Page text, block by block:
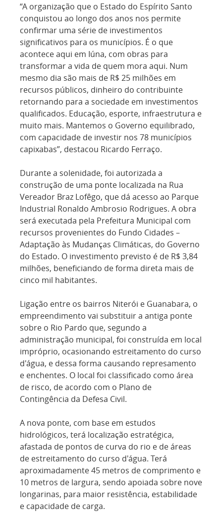
“A organização que o Estado do Espírito Santo
conquistou ao longo dos anos nos permite
confirmar uma série de investimentos
significativos para os municípios. É o que
acontece aqui em Iúna, com obras para
transformar a vida de quem mora aqui. Num
mesmo dia são mais de R$ 25 milhões em
recursos públicos, dinheiro do contribuinte
retornando para a sociedade em investimentos
qualificados. Educação, esporte, infraestrutura e
muito mais. Mantemos o Governo equilibrado,
com capacidade de investir nos 78 municípios
capixabas”, destacou Ricardo Ferraço.
Durante a solenidade, foi autorizada a
construção de uma ponte localizada na Rua
Vereador Braz Lofêgo, que dá acesso ao Parque
Industrial Ronaldo Ambrosio Rodrigues. A obra
será executada pela Prefeitura Municipal com
recursos provenientes do Fundo Cidades –
Adaptação às Mudanças Climáticas, do Governo
do Estado. O investimento previsto é de R$ 3,84
milhões, beneficiando de forma direta mais de
cinco mil habitantes.
Ligação entre os bairros Niterói e Guanabara, o
empreendimento vai substituir a antiga ponte
sobre o Rio Pardo que, segundo a
administração municipal, foi construída em local
impróprio, ocasionando estreitamento do curso
d'água, e dessa forma causando represamento
e enchentes. O local foi classificado como área
de risco, de acordo com o Plano de
Contingência da Defesa Civil.
A nova ponte, com base em estudos
hidrológicos, terá localização estratégica,
afastada de pontos de curva do rio e de áreas
de estreitamento do curso d'água. Terá
aproximadamente 45 metros de comprimento e
10 metros de largura, sendo apoiada sobre nove
longarinas, para maior resistência, estabilidade
e capacidade de carga.